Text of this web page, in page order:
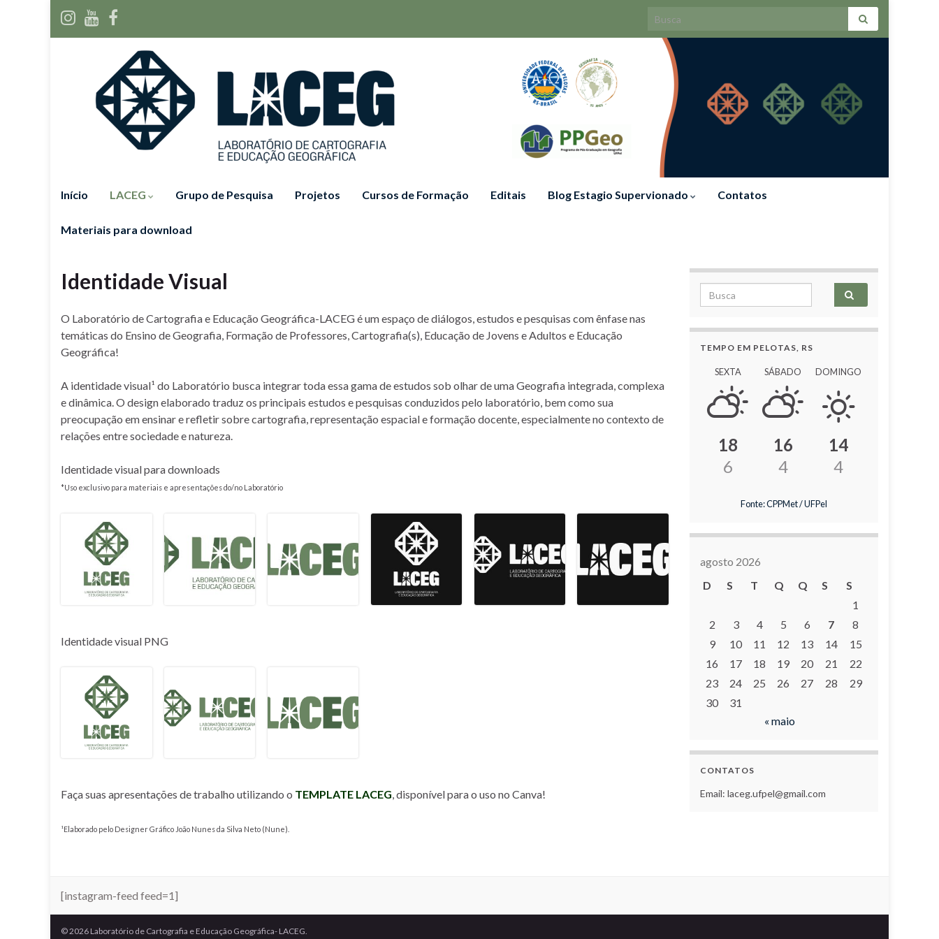
Search for:
Início LACEG Grupo de Pesquisa Projetos Cursos de Formação Editais Blog Estagio Supervionado Contatos
Materiais para download
Identidade Visual
O Laboratório de Cartografia e Educação Geográfica-LACEG é um espaço de diálogos, estudos e pesquisas com ênfase nas
temáticas do Ensino de Geografia, Formação de Professores, Cartografia(s), Educação de Jovens e Adultos e Educação
Geográfica!
A identidade visual¹ do Laboratório busca integrar toda essa gama de estudos sob olhar de uma Geografia integrada, complexa
e dinâmica. O design elaborado traduz os principais estudos e pesquisas conduzidos pelo laboratório, bem como sua
preocupação em ensinar e refletir sobre cartografia, representação espacial e formação docente, especialmente no contexto de
relações entre sociedade e natureza.
Identidade visual para downloads
*Uso exclusivo para materiais e apresentações do/no Laboratório
Identidade visual PNG
Faça suas apresentações de trabalho utilizando o TEMPLATE LACEG, disponível para o uso no Canva!
¹Elaborado pelo Designer Gráfico João Nunes da Silva Neto (Nune).
Search for:
TEMPO EM PELOTAS, RS
SEXTA
18
6
SÁBADO
16
4
DOMINGO
14
4
Fonte: CPPMet / UFPel
agosto 2026
D
S T Q Q S
S
1
2
3 4 5 6 7
8
9
10 11 12 13 14
15
16
17 18 19 20 21
22
23
24 25 26 27 28
29
30
31
« maio
CONTATOS
Email: laceg.ufpel@gmail.com
[instagram-feed feed=1]
© 2026 Laboratório de Cartografia e Educação Geográfica- LACEG.